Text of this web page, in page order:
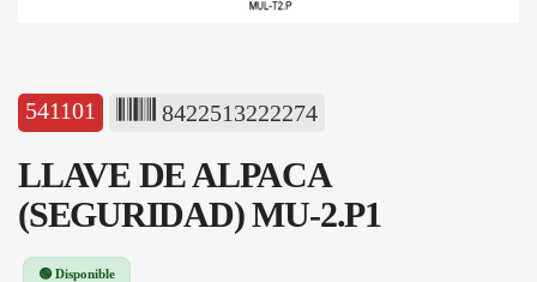
541101 8422513222274
LLAVE DE ALPACA
(SEGURIDAD) MU-2.P1
🟢 Disponible